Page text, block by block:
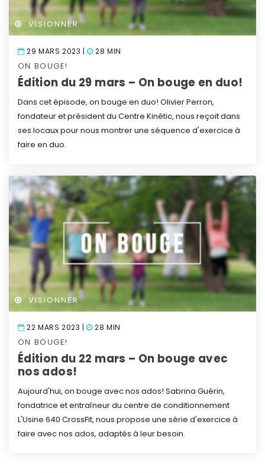
VISIONNER
29 MARS 2023 | 28 MIN
ON BOUGE!
Édition du 29 mars – On bouge en duo!
Dans cet épisode, on bouge en duo! Olivier Perron,
fondateur et président du Centre Kinétic, nous reçoit dans
ses locaux pour nous montrer une séquence d'exercice à
faire en duo.
VISIONNER
22 MARS 2023 | 28 MIN
ON BOUGE!
Édition du 22 mars – On bouge avec
nos ados!
Aujourd'hui, on bouge avec nos ados! Sabrina Guérin,
fondatrice et entraîneur du centre de conditionnement
L'Usine 640 CrossFit, nous propose une série d'exercice à
faire avec nos ados, adaptés à leur besoin.